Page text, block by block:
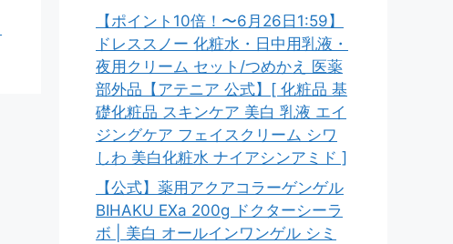
【ポイント10倍！〜6月26日1:59】
ドレススノー 化粧水・日中用乳液・
夜用クリーム セット/つめかえ 医薬
部外品【アテニア 公式】[ 化粧品 基
礎化粧品 スキンケア 美白 乳液 エイ
ジングケア フェイスクリーム シワ
しわ 美白化粧水 ナイアシンアミド ]
【公式】薬用アクアコラーゲンゲル
BIHAKU EXa 200g ドクターシーラ
ボ | 美白 オールインワンゲル シミ